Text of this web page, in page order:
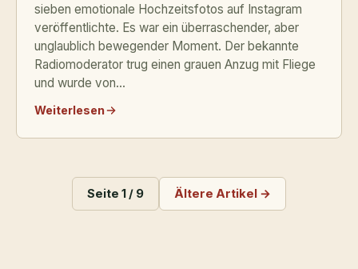
sieben emotionale Hochzeitsfotos auf Instagram
veröffentlichte. Es war ein überraschender, aber
unglaublich bewegender Moment. Der bekannte
Radiomoderator trug einen grauen Anzug mit Fliege
und wurde von...
Weiterlesen
Seite 1 / 9 Ältere Artikel →